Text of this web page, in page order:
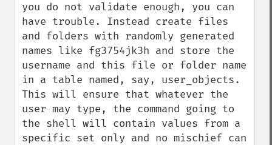
you do not validate enough, you can
have trouble. Instead create files
and folders with randomly generated
names like fg3754jk3h and store the
username and this file or folder name
in a table named, say, user_objects.
This will ensure that whatever the
user may type, the command going to
the shell will contain values from a
specific set only and no mischief can